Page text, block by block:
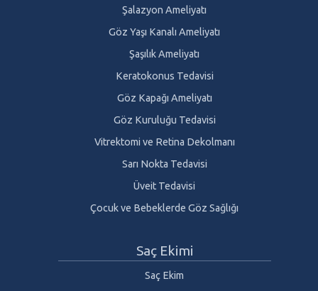
Şalazyon Ameliyatı
Göz Yaşı Kanalı Ameliyatı
Şaşılık Ameliyatı
Keratokonus Tedavisi
Göz Kapağı Ameliyatı
Göz Kuruluğu Tedavisi
Vitrektomi ve Retina Dekolmanı
Sarı Nokta Tedavisi
Üveit Tedavisi
Çocuk ve Bebeklerde Göz Sağlığı
Saç Ekimi
Saç Ekim